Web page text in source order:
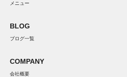
メニュー
BLOG
ブログ一覧
COMPANY
会社概要